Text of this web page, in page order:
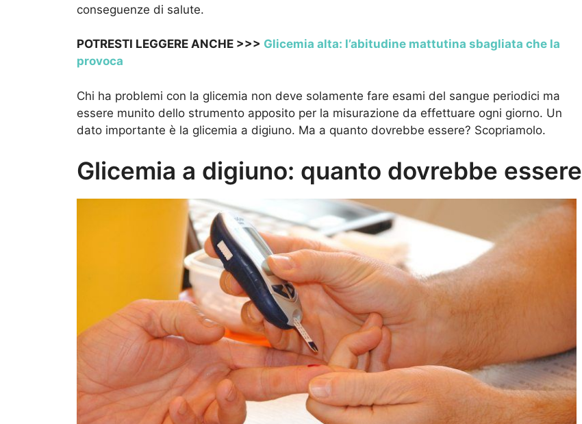
conseguenze di salute.
POTRESTI LEGGERE ANCHE >>> Glicemia alta: l’abitudine mattutina sbagliata che la
provoca
Chi ha problemi con la glicemia non deve solamente fare esami del sangue periodici ma
essere munito dello strumento apposito per la misurazione da effettuare ogni giorno. Un
dato importante è la glicemia a digiuno. Ma a quanto dovrebbe essere? Scopriamolo.
Glicemia a digiuno: quanto dovrebbe essere